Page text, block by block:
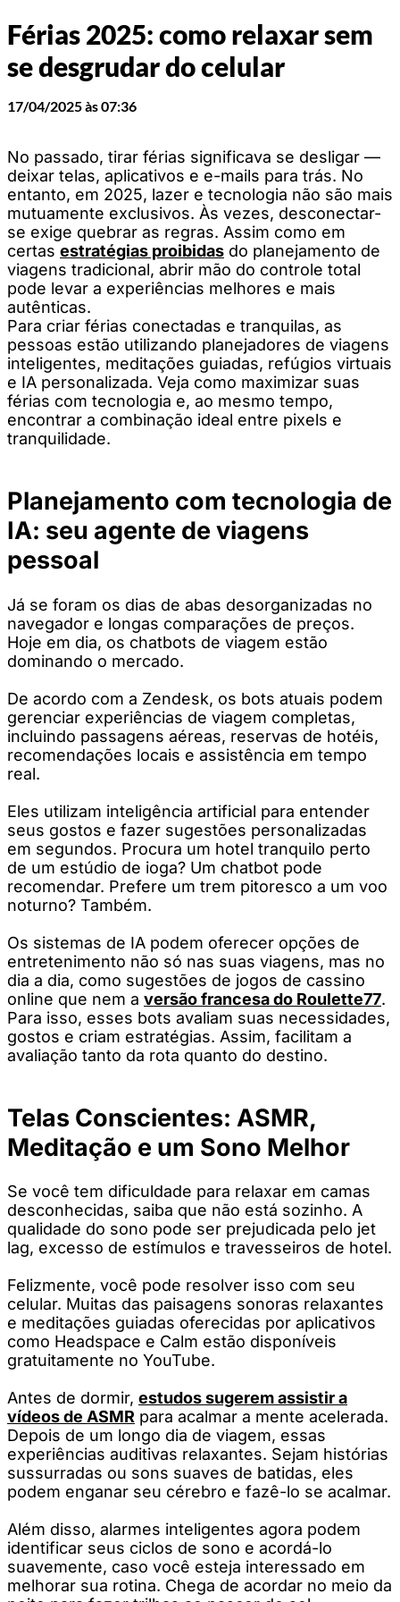
Férias 2025: como relaxar sem
se desgrudar do celular
17/04/2025 às 07:36
No passado, tirar férias significava se desligar —
deixar telas, aplicativos e e-mails para trás. No
entanto, em 2025, lazer e tecnologia não são mais
mutuamente exclusivos. Às vezes, desconectar-
se exige quebrar as regras. Assim como em
certas estratégias proibidas do planejamento de
viagens tradicional, abrir mão do controle total
pode levar a experiências melhores e mais
autênticas.
Para criar férias conectadas e tranquilas, as
pessoas estão utilizando planejadores de viagens
inteligentes, meditações guiadas, refúgios virtuais
e IA personalizada. Veja como maximizar suas
férias com tecnologia e, ao mesmo tempo,
encontrar a combinação ideal entre pixels e
tranquilidade.
Planejamento com tecnologia de
IA: seu agente de viagens
pessoal
Já se foram os dias de abas desorganizadas no
navegador e longas comparações de preços.
Hoje em dia, os chatbots de viagem estão
dominando o mercado.
De acordo com a Zendesk, os bots atuais podem
gerenciar experiências de viagem completas,
incluindo passagens aéreas, reservas de hotéis,
recomendações locais e assistência em tempo
real.
Eles utilizam inteligência artificial para entender
seus gostos e fazer sugestões personalizadas
em segundos. Procura um hotel tranquilo perto
de um estúdio de ioga? Um chatbot pode
recomendar. Prefere um trem pitoresco a um voo
noturno? Também.
Os sistemas de IA podem oferecer opções de
entretenimento não só nas suas viagens, mas no
dia a dia, como sugestões de jogos de cassino
online que nem a versão francesa do Roulette77.
Para isso, esses bots avaliam suas necessidades,
gostos e criam estratégias. Assim, facilitam a
avaliação tanto da rota quanto do destino.
Telas Conscientes: ASMR,
Meditação e um Sono Melhor
Se você tem dificuldade para relaxar em camas
desconhecidas, saiba que não está sozinho. A
qualidade do sono pode ser prejudicada pelo jet
lag, excesso de estímulos e travesseiros de hotel.
Felizmente, você pode resolver isso com seu
celular. Muitas das paisagens sonoras relaxantes
e meditações guiadas oferecidas por aplicativos
como Headspace e Calm estão disponíveis
gratuitamente no YouTube.
Antes de dormir, estudos sugerem assistir a
vídeos de ASMR para acalmar a mente acelerada.
Depois de um longo dia de viagem, essas
experiências auditivas relaxantes. Sejam histórias
sussurradas ou sons suaves de batidas, eles
podem enganar seu cérebro e fazê-lo se acalmar.
Além disso, alarmes inteligentes agora podem
identificar seus ciclos de sono e acordá-lo
suavemente, caso você esteja interessado em
melhorar sua rotina. Chega de acordar no meio da